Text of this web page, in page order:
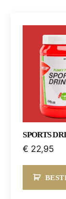
SPORTS
€ 22,95